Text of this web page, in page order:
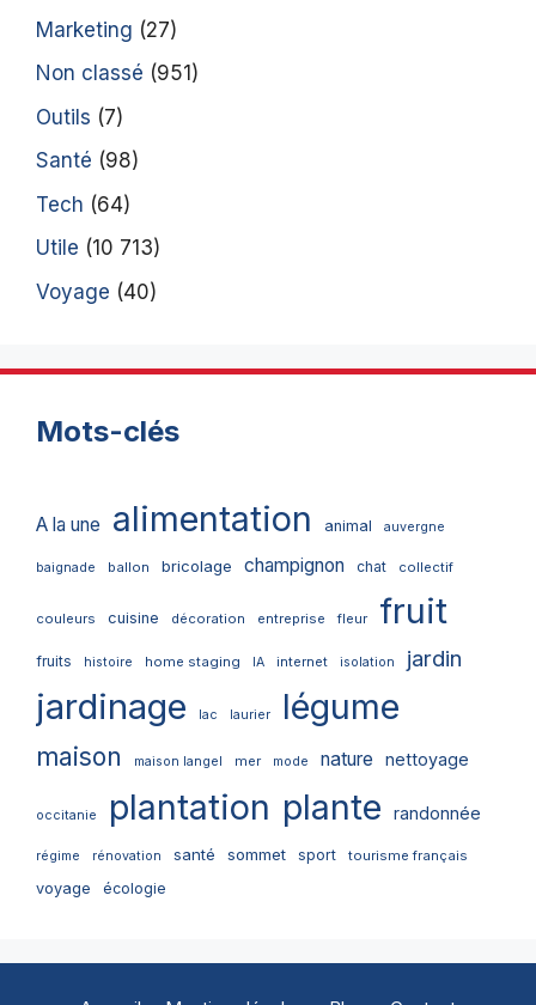
Marketing (27)
Non classé (951)
Outils (7)
Santé (98)
Tech (64)
Utile (10 713)
Voyage (40)
Mots-clés
A la une alimentation animal auvergne
baignade ballon bricolage champignon chat collectif
couleurs cuisine décoration entreprise fleur fruit
fruits histoire home staging IA internet isolation jardin
jardinage lac laurier légume
maison maison langel mer mode nature nettoyage
occitanie plantation plante randonnée
régime rénovation santé sommet sport tourisme français
voyage écologie